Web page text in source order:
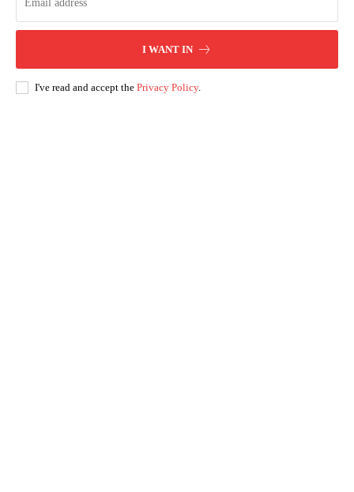
I WANT IN
I've read and accept the Privacy Policy.